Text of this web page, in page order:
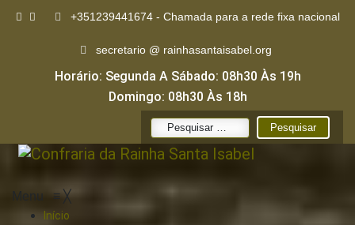
+351239441674 - Chamada para a rede fixa nacional
secretario @ rainhasantaisabel.org
Horário: Segunda A Sábado: 08h30 Às 19h
Domingo: 08h30 Às 18h
Pesquisar
Menu ≡ ╳
Início